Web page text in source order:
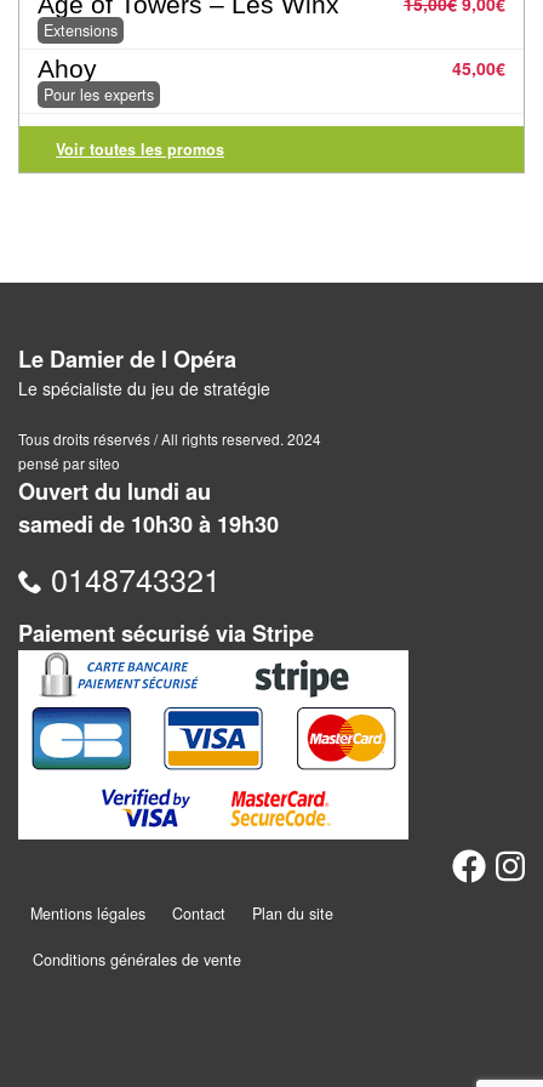
Pour
2
Joueurs
Ambiance
/
Enquête
Jeux
évolutifs
abstraits
Extensions
Casse-
têtes
Accessoires
Backgammon
traditionnels
Dominos
Extensions
45,00€
Ahoy
Pour les experts
Voir toutes les promos
Le Damier de l Opéra
Le spécialiste du jeu de stratégie
Tous droits réservés / All rights reserved. 2024
pensé par siteo
Ouvert du lundi au
samedi de 10h30 à 19h30
0148743321
Paiement sécurisé via Stripe
Mentions légales Contact Plan du site
Conditions générales de vente